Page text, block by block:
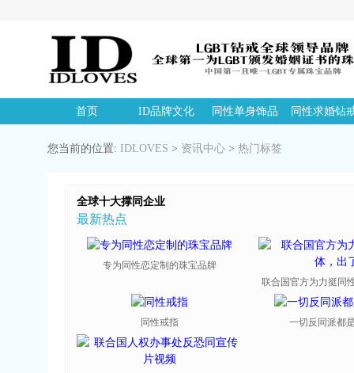
首页 ID品牌文化 同性单身饰品 同性求婚钻
您当前的位置: IDLOVES > 资讯中心 > 热门标签
全球十大撑同企业
最新热点
专为同性恋定制的珠宝品牌
联合国官方为力挺同
同性戒指 一切反同派都